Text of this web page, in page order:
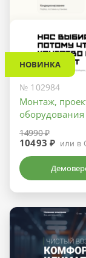
НОВИНКА
№ 102984
Монтаж,
оборудования
14990 ₽
10493 ₽ или в